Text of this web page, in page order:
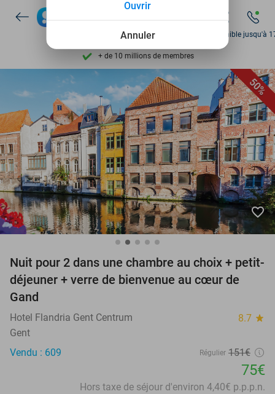
+ de 10 millions de membres
Découvrez + de 15.000 deals
Disponible 7 jours par semaine
+ de 10 millions de membres
Disponible jusqu'à
50%
favorite_border
Nuit pour 2 dans une chambre au choix + petit-
déjeuner + verre de bienvenue au cœur de
Gand
Hotel Flandria Gent Centrum 8.7 star
Gent
Vendu : 609
Régulier 151€
75€
Hors taxe de séjour d'environ 4,40€ p.p.p.n.
Annuler
Ouvrir